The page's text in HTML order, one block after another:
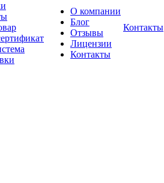
О компании
Блог
Отзывы
Лицензии
Контакты
Контакты